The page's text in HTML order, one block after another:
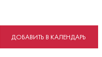
ДОБАВИТЬ В КАЛЕНДАРЬ